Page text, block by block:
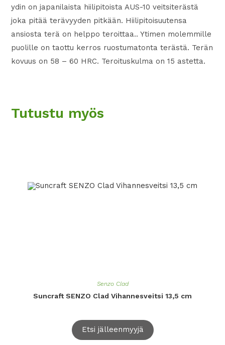
ydin on japanilaista hiilipitoista AUS-10 veitsiterästä
joka pitää terävyyden pitkään. Hiilipitoisuutensa
ansiosta terä on helppo teroittaa.. Ytimen molemmille
puolille on taottu kerros ruostumatonta terästä. Terän
kovuus on 58 – 60 HRC. Teroituskulma on 15 astetta.
Tutustu myös
Senzo Clad
Suncraft SENZO Clad Vihannesveitsi 13,5 cm
Etsi jälleenmyyjä